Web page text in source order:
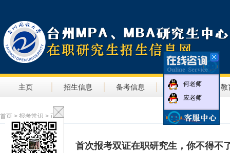
主页 招生信息 备考信息 教学信息 教
首页 > 报考常识 > 正文
首次报考双证在职研究生，你不得不
何老师
应老师